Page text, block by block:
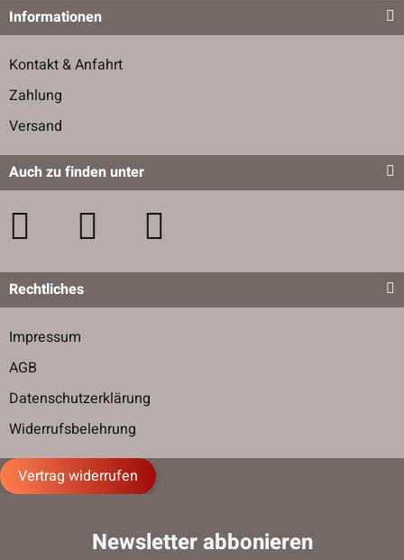
Informationen
Kontakt & Anfahrt
Zahlung
Versand
Auch zu finden unter
Rechtliches
Impressum
AGB
Datenschutzerklärung
Widerrufsbelehrung
Vertrag widerrufen
Newsletter abbonieren